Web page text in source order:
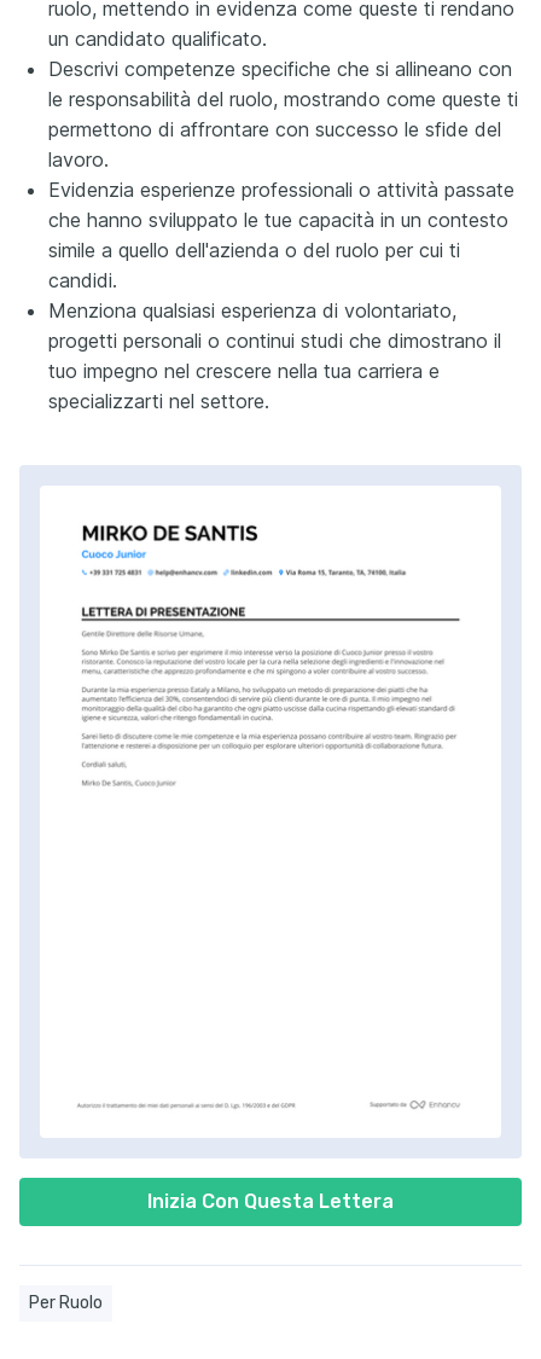
Inizia Con Questa Lettera
ruolo, mettendo in evidenza come queste ti rendano
un candidato qualificato.
Descrivi competenze specifiche che si allineano con
le responsabilità del ruolo, mostrando come queste ti
permettono di affrontare con successo le sfide del
lavoro.
Evidenzia esperienze professionali o attività passate
che hanno sviluppato le tue capacità in un contesto
simile a quello dell'azienda o del ruolo per cui ti
candidi.
Menziona qualsiasi esperienza di volontariato,
progetti personali o continui studi che dimostrano il
tuo impegno nel crescere nella tua carriera e
specializzarti nel settore.
Per Ruolo